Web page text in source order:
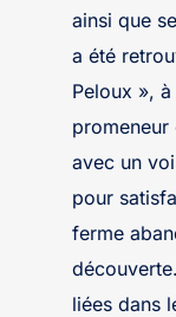
ainsi que
a été
Peloux »,
promeneur
avec un
pour
ferme
liées dans